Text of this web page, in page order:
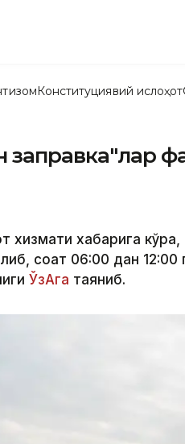
Конституциявий ислоҳот
хизмати хабарига
соат 06:00 дан
ЎзАга таяниб.